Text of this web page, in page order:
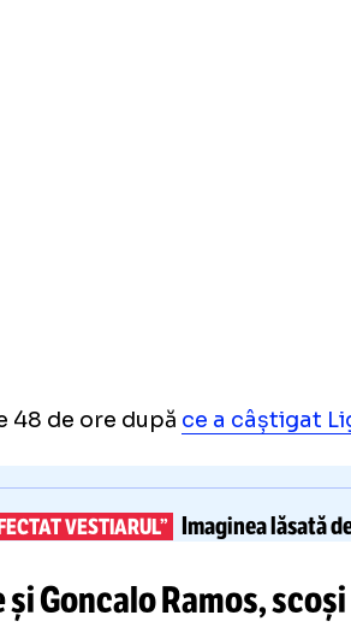
48 de ore după ce a câștigat
VESTIARUL” Imaginea lăsată
și Goncalo Ramos,